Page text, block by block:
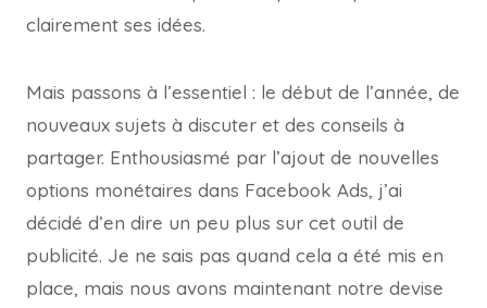
clairement ses idées.
Mais passons à l’essentiel : le début de l’année, de
nouveaux sujets à discuter et des conseils à
partager. Enthousiasmé par l’ajout de nouvelles
options monétaires dans Facebook Ads, j’ai
décidé d’en dire un peu plus sur cet outil de
publicité. Je ne sais pas quand cela a été mis en
place, mais nous avons maintenant notre devise